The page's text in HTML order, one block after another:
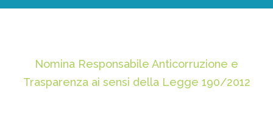
Nomina Responsabile Anticorruzione e
Trasparenza ai sensi della Legge 190/2012